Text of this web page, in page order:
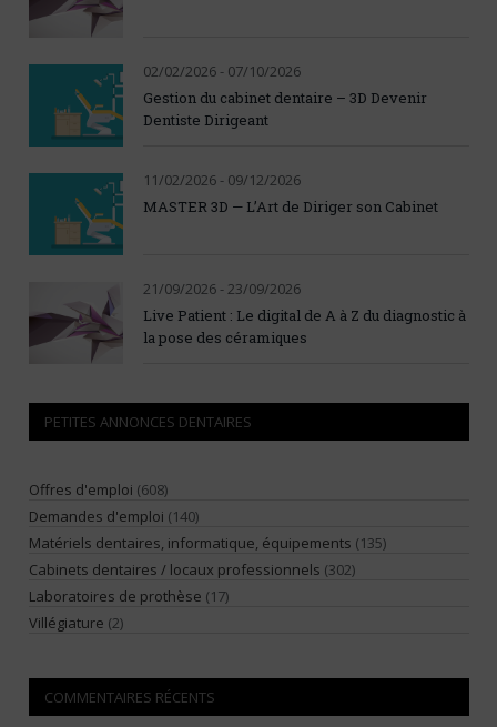
02/02/2026 - 07/10/2026
Gestion du cabinet dentaire – 3D Devenir
Dentiste Dirigeant
11/02/2026 - 09/12/2026
MASTER 3D — L’Art de Diriger son Cabinet
21/09/2026 - 23/09/2026
Live Patient : Le digital de A à Z du diagnostic à
la pose des céramiques
PETITES ANNONCES DENTAIRES
Offres d'emploi (608)
Demandes d'emploi (140)
Matériels dentaires, informatique, équipements (135)
Cabinets dentaires / locaux professionnels (302)
Laboratoires de prothèse (17)
Villégiature (2)
COMMENTAIRES RÉCENTS